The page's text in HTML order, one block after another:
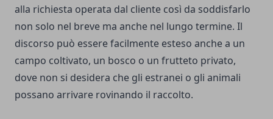
alla richiesta operata dal cliente così da soddisfarlo
non solo nel breve ma anche nel lungo termine. Il
discorso può essere facilmente esteso anche a un
campo coltivato, un bosco o un frutteto privato,
dove non si desidera che gli estranei o gli animali
possano arrivare rovinando il raccolto.